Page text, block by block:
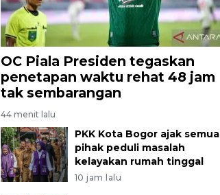
OC Piala Presiden tegaskan
penetapan waktu rehat 48 jam
tak sembarangan
44 menit lalu
PKK Kota Bogor ajak semua
pihak peduli masalah
kelayakan rumah tinggal
10 jam lalu